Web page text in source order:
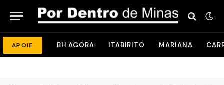
APOIE BH AGORA ITABIRITO MARIANA